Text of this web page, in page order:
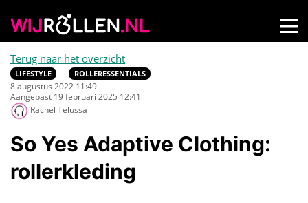
Terug naar het overzicht
LIFESTYLE ROLLERESSENTIALS
8 augustus 2022 11:49
Aangepast 19 februari 2025 12:41
Rachel Telussa
So Yes Adaptive Clothing:
rollerkleding